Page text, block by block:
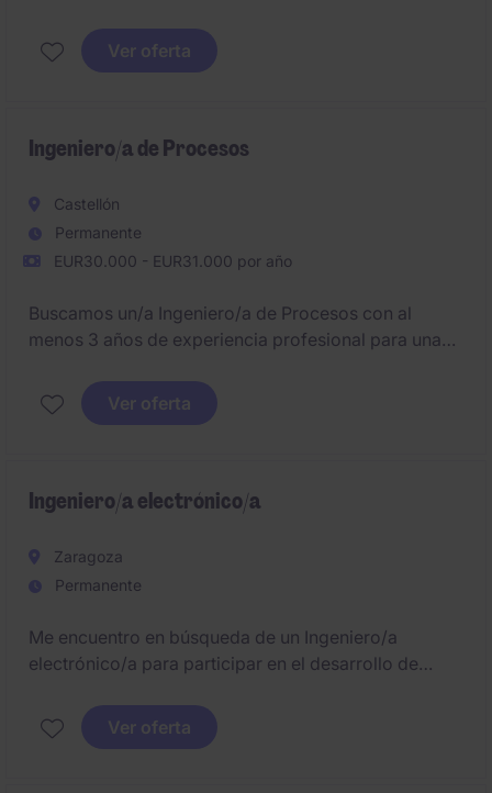
modelos de lenguaje (LLMs), arquitecturas
escalables y desarrollo de sistemas inteligentes
transformación digital.
Ver oferta
Ingeniero/a de Procesos
Castellón
Permanente
EUR30.000 - EUR31.000 por año
Buscamos un/a Ingeniero/a de Procesos con al
menos 3 años de experiencia profesional para una
Ver oferta
Ingeniero/a electrónico/a
Zaragoza
Permanente
Me encuentro en búsqueda de un Ingeniero/a
electrónico/a para participar en el desarrollo de
embebidos integrados en soluciones reales.
Ver oferta